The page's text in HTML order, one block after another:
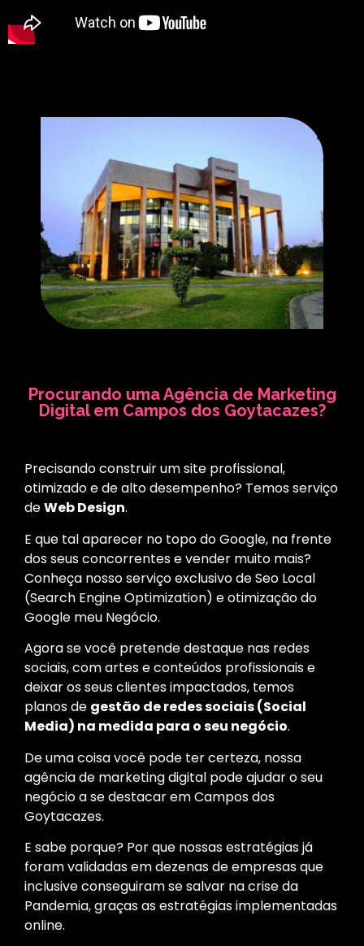
Procurando uma Agência de Marketing
Digital em Campos dos Goytacazes?
Precisando construir um site profissional,
otimizado e de alto desempenho? Temos serviço
deWeb Design.
E que tal aparecer no topo do Google, na frente
dos seus concorrentes e vender muito mais?
Conheça nosso serviço exclusivo de Seo Local
(Search Engine Optimization) e otimização do
Google meu Negócio.
Agora se você pretende destaque nas redes
sociais, com artes e conteúdos profissionais e
deixar os seus clientes impactados, temos
planos de gestão de redes sociais (Social
Media) na medida para o seu negócio.
De uma coisa você pode ter certeza, nossa
agência de marketing digital pode ajudar o seu
negócio a se destacar em Campos dos
Goytacazes.
E sabe porque? Por que nossas estratégias já
foram validadas em dezenas de empresas que
inclusive conseguiram se salvar na crise da
Pandemia, graças as estratégias implementadas
online.